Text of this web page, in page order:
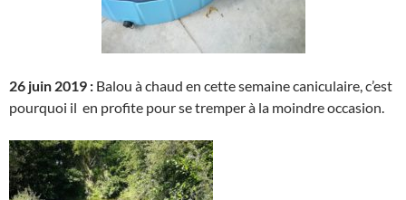
26 juin 2019 : Balou à chaud en cette semaine caniculaire, c’est
pourquoi il en profite pour se tremper à la moindre occasion.